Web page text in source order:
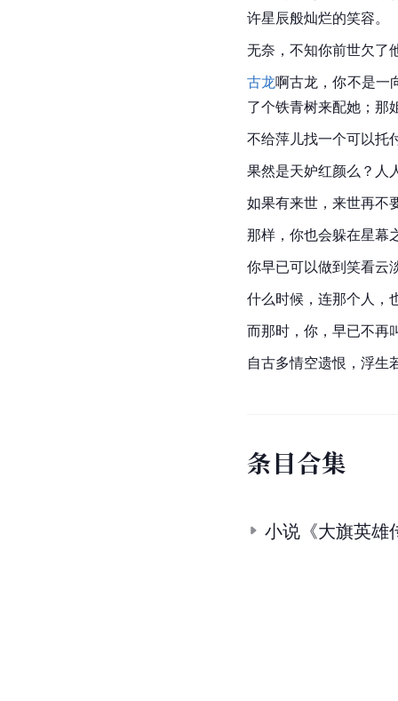
许星辰般灿烂的笑容。
无奈，不知你前世欠了
古龙啊古龙，你不是一
了个铁青树来配她；那
不给萍儿找一个可以托
果然是天妒红颜么？人
如果有来世，来世再不
那样，你也会躲在星幕
你早已可以做到笑看云
什么时候，连那个人
而那时，你，早已不
自古多情空遗恨，浮生
条目合集
小说《大旗英雄